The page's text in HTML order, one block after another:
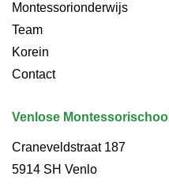
Montessorionderwijs
Team
Korein
Contact
Venlose Montessorischool
Craneveldstraat 187
5914 SH Venlo